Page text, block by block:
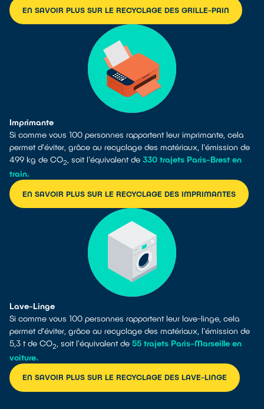
EN SAVOIR PLUS SUR LE RECYCLAGE DES GRILLE-PAIN
Imprimante
Si comme vous 100 personnes rapportent leur imprimante, cela
permet d'éviter, grâce au recyclage des matériaux, l'émission de
499 kg de CO2, soit l'équivalent de 330 trajets Paris-Brest en
train.
EN SAVOIR PLUS SUR LE RECYCLAGE DES IMPRIMANTES
Lave-Linge
Si comme vous 100 personnes rapportent leur lave-linge, cela
permet d'éviter, grâce au recyclage des matériaux, l'émission de
5,3 t de CO2, soit l'équivalent de 55 trajets Paris-Marseille en
voiture.
EN SAVOIR PLUS SUR LE RECYCLAGE DES LAVE-LINGE